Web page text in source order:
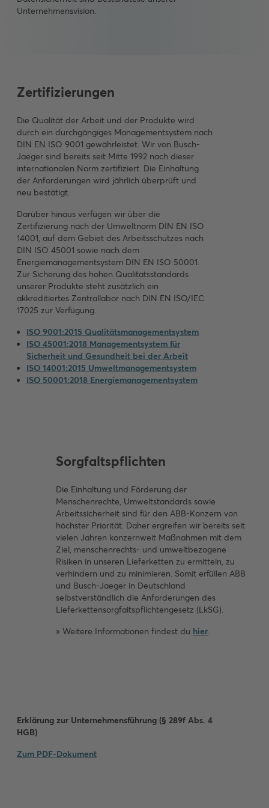
Unternehmensvision.
Zertifizierungen
Die Qualität der Arbeit und der Produkte wird
durch ein durchgängiges Managementsystem nach
DIN EN ISO 9001 gewährleistet. Wir von Busch-
Jaeger sind bereits seit Mitte 1992 nach dieser
internationalen Norm zertifiziert. Die Einhaltung
der Anforderungen wird jährlich überprüft und
neu bestätigt.
Darüber hinaus verfügen wir über die
Zertifizierung nach der Umweltnorm DIN EN ISO
14001, auf dem Gebiet des Arbeitsschutzes nach
DIN ISO 45001 sowie nach dem
Energiemanagementsystem DIN EN ISO 50001.
Zur Sicherung des hohen Qualitätsstandards
unserer Produkte steht zusätzlich ein
akkreditiertes Zentrallabor nach DIN EN ISO/IEC
17025 zur Verfügung.
ISO 9001:2015 Qualitätsmanagementsystem
ISO 45001:2018 Managementsystem für
Sicherheit und Gesundheit bei der Arbeit
ISO 14001:2015 Umweltmanagementsystem
ISO 50001:2018 Energiemanagementsystem
Sorgfaltspflichten
Die Einhaltung und Förderung der
Menschenrechte, Umweltstandards sowie
Arbeitssicherheit sind für den ABB-Konzern von
höchster Priorität. Daher ergreifen wir bereits seit
vielen Jahren konzernweit Maßnahmen mit dem
Ziel, menschenrechts- und umweltbezogene
Risiken in unseren Lieferketten zu ermitteln, zu
verhindern und zu minimieren. Somit erfüllen ABB
und Busch-Jaeger in Deutschland
selbstverständlich die Anforderungen des
Lieferkettensorgfaltspflichtengesetz (LkSG).
» Weitere Informationen findest du hier.
Erklärung zur Unternehmensführung (§ 289f Abs. 4
HGB)
Zum PDF-Dokument
Unsere